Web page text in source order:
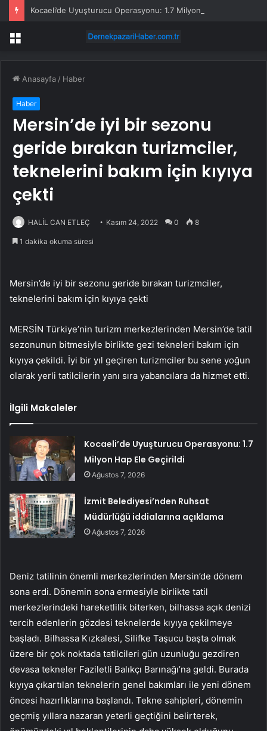
Menü
Anasayfa / Haber
Haber
Mersin’de iyi bir sezonu
geride bırakan turizmciler,
teknelerini bakım için kıyıya
çekti
HALİL CAN ETLEÇ Kasım 24, 2022 0 8
1 dakika okuma süresi
Mersin’de iyi bir sezonu geride bırakan turizmciler,
teknelerini bakım için kıyıya çekti
MERSİN Türkiye’nin turizm merkezlerinden Mersin’de tatil
sezonunun bitmesiyle birlikte gezi tekneleri bakım için
kıyıya çekildi. İyi bir yıl geçiren turizmciler bu sene yoğun
olarak yerli tatilcilerin yanı sıra yabancılara da hizmet etti.
İlgili Makaleler
Kocaeli’de Uyuşturucu Operasyonu: 1.7
Milyon Hap Ele Geçirildi
Ağustos 7, 2026
İzmit Belediyesi’nden Ruhsat
Müdürlüğü iddialarına açıklama
Ağustos 7, 2026
Deniz tatilinin önemli merkezlerinden Mersin’de dönem
sona erdi. Dönemin sona ermesiyle birlikte tatil
merkezlerindeki hareketlilik biterken, bilhassa açık denizi
tercih edenlerin gözdesi teknelerde kıyıya çekilmeye
başladı. Bilhassa Kızkalesi, Silifke Taşucu başta olmak
üzere bir çok noktada tatilcileri gün uzunluğu gezdiren
devasa tekneler Faziletli Balıkçı Barınağı’na geldi. Burada
kıyıya çıkartılan teknelerin genel bakımları ile yeni dönem
öncesi hazırlıklarına başlandı. Tekne sahipleri, dönemin
geçmiş yıllara nazaran yeterli geçtiğini belirterek,